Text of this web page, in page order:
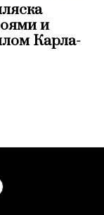
и
Карла-